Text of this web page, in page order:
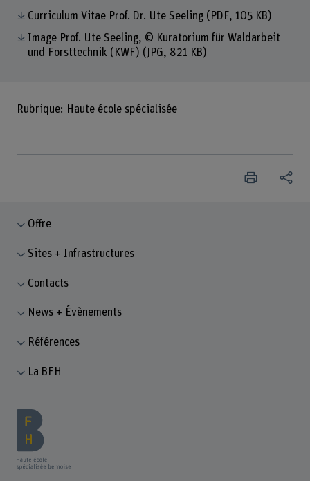
Curriculum Vitae Prof. Dr. Ute Seeling (PDF, 105 KB)
Image Prof. Ute Seeling, © Kuratorium für Waldarbeit
und Forsttechnik (KWF) (JPG, 821 KB)
Rubrique: Haute école spécialisée
Offre
Sites + Infrastructures
Contacts
News + Évènements
Références
La BFH